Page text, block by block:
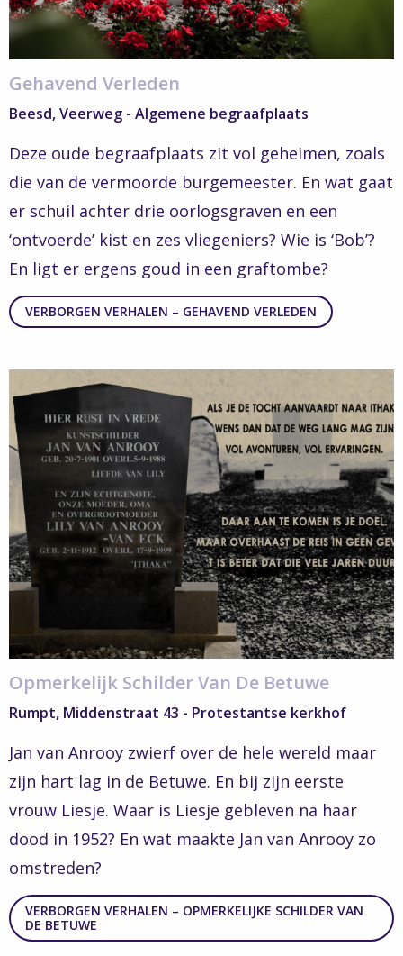
Gehavend Verleden
Beesd, Veerweg - Algemene begraafplaats
Deze oude begraafplaats zit vol geheimen, zoals
die van de vermoorde burgemeester. En wat gaat
er schuil achter drie oorlogsgraven en een
‘ontvoerde’ kist en zes vliegeniers? Wie is ‘Bob’?
En ligt er ergens goud in een graftombe?
VERBORGEN VERHALEN – GEHAVEND VERLEDEN
Opmerkelijk Schilder Van De Betuwe
Rumpt, Middenstraat 43 - Protestantse kerkhof
Jan van Anrooy zwierf over de hele wereld maar
zijn hart lag in de Betuwe. En bij zijn eerste
vrouw Liesje. Waar is Liesje gebleven na haar
dood in 1952? En wat maakte Jan van Anrooy zo
omstreden?
VERBORGEN VERHALEN – OPMERKELIJKE SCHILDER VAN
DE BETUWE
more
about
Verborgen
Verhalen
–
Opmerkelijke
schilder
van
de
Betuwe